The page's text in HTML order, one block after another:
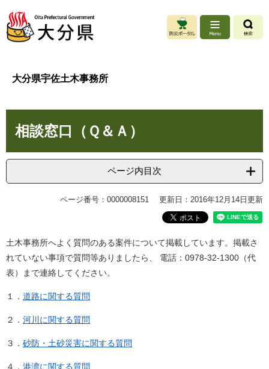
ジ
ュ
大分県宇佐土木事務所
相談窓口（Ｑ＆Ａ）
ページ内目次
ページ番号：0000008151 更新日：2016年12月14日更新
土木事務所へよく質問のある案件について掲載しています。掲載さ
れていない事項で質問等ありましたら、 電話：0978-32-1300（代
表）まで連絡してください。
１． 道路に関する質問
２． 河川に関する質問
３． 砂防・土砂災害に関する質問
４． 港湾に関する質問